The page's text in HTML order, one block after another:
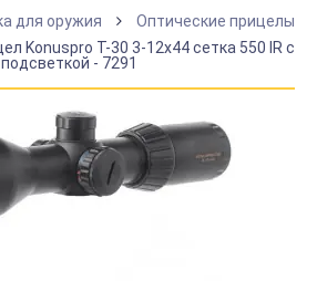
для оружия
Оптические прицелы
Konuspro T-30 3-12x44 сетка 550 IR с
подсветкой - 7291